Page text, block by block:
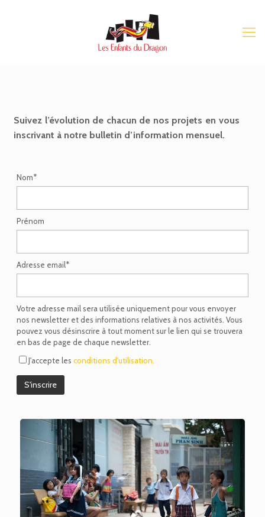
Suivez l’évolution de chacun de nos projets en vous
inscrivant à notre bulletin d’information mensuel.
Nom*
Prénom
Adresse email*
Votre adresse mail sera utilisée uniquement pour vous envoyer
nos newsletter et des informations relatives à nos activités. Vous
pouvez vous désinscrire à tout moment sur le lien qui se trouvera
en bas de page de chaque newsletter.
J'accepte lesconditions d'utilisation.